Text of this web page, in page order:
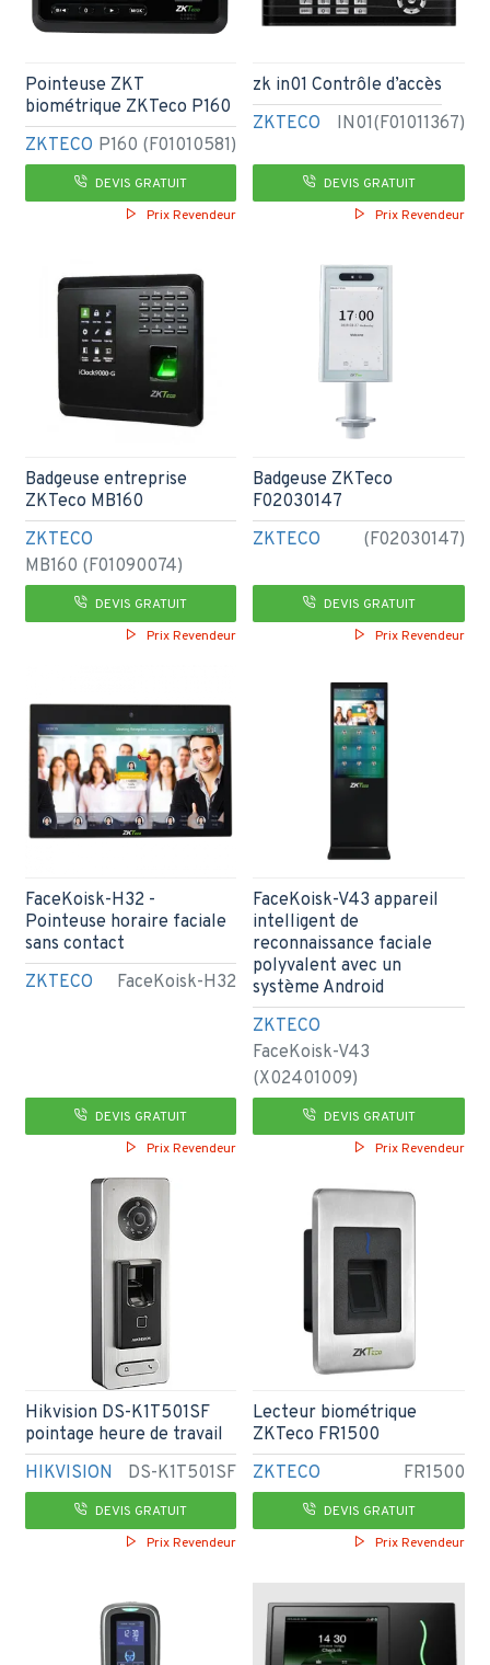
ZKTECO P160 (F01010581)
Pointeuse ZKT
biométrique ZKTeco P160
DEVIS GRATUIT
Prix Revendeur
ZKTECO IN01(F01011367)
zk in01 Contrôle d’accès
DEVIS GRATUIT
Prix Revendeur
ZKTECO
MB160 (F01090074)
Badgeuse entreprise
ZKTeco MB160
DEVIS GRATUIT
Prix Revendeur
ZKTECO (F02030147)
Badgeuse ZKTeco
F02030147
DEVIS GRATUIT
Prix Revendeur
ZKTECO FaceKoisk-H32
FaceKoisk-H32 -
Pointeuse horaire faciale
sans contact
DEVIS GRATUIT
Prix Revendeur
ZKTECO
FaceKoisk-V43
(X02401009)
FaceKoisk-V43 appareil
intelligent de
reconnaissance faciale
polyvalent avec un
système Android
DEVIS GRATUIT
Prix Revendeur
HIKVISION DS-K1T501SF
Hikvision DS-K1T501SF
pointage heure de travail
DEVIS GRATUIT
Prix Revendeur
ZKTECO FR1500
Lecteur biométrique
ZKTeco FR1500
DEVIS GRATUIT
Prix Revendeur